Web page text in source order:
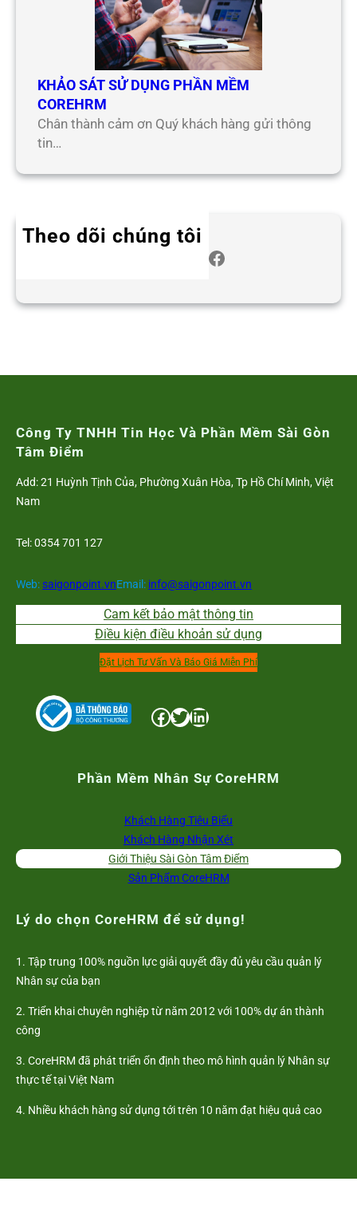
KHẢO SÁT SỬ DỤNG PHẦN MỀM
COREHRM
Chân thành cảm ơn Quý khách hàng gửi thông
tin…
Theo dõi chúng tôi
Facebook
Công Ty TNHH Tin Học Và Phần Mềm Sài Gòn
Tâm Điểm
Add: 21 Huỳnh Tịnh Của, Phường Xuân Hòa, Tp Hồ Chí Minh, Việt
Nam
Tel: 0354 701 127
Web:saigonpoint.vnEmail: info@saigonpoint.vn
Cam kết bảo mật thông tin
Điều kiện điều khoản sử dụng
Đặt Lịch Tư Vấn Và Báo Giá Miễn Phí
Facebook Twitter LinkedIn
Phần Mềm Nhân Sự CoreHRM
Khách Hàng Tiêu Biểu
Khách Hàng Nhận Xét
Giới Thiệu Sài Gòn Tâm Điểm
Sản Phẩm CoreHRM
Lý do chọn CoreHRM để sử dụng!
1. Tập trung 100% nguồn lực giải quyết đầy đủ yêu cầu quản lý
Nhân sự của bạn
2. Triển khai chuyên nghiệp từ năm 2012 với 100% dự án thành
công
3. CoreHRM đã phát triển ổn định theo mô hình quản lý Nhân sự
thực tế tại Việt Nam
4. Nhiều khách hàng sử dụng tới trên 10 năm đạt hiệu quả cao